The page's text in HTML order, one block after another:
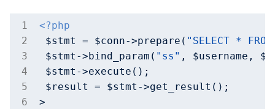
<?php
$stmt = $conn->prepare( "SELECT *
$stmt->bind_param( "ss" , $username,
$stmt->execute();
$result = $stmt->get_result();
>